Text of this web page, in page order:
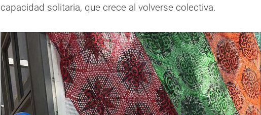
capacidad solitaria, que crece al volverse colectiva.